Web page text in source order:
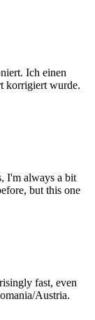
Ich einen
korrigiert wurde.
I'm always a bit
but this one
fast, even
Austria.